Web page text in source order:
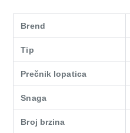
Brend
Tip
Prečnik lopatica
Snaga
Broj brzina